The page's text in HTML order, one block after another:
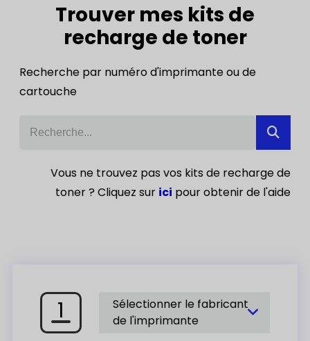
Trouver mes kits de
recharge de toner
Recherche par numéro d'imprimante ou de
cartouche
Vous ne trouvez pas vos kits de recharge de
toner ? Cliquez sur ici pour obtenir de l'aide
1
Sélectionner le fabricant
de l'imprimante